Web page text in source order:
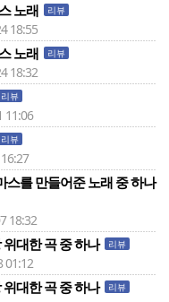
노래 리뷰
18:55
노래 리뷰
18:32
리뷰
11:06
리뷰
스를 만들어준 노래 중 하나
18:32
대한 곡 중 하나 리뷰
01:12
대한 곡 중 하나 리뷰